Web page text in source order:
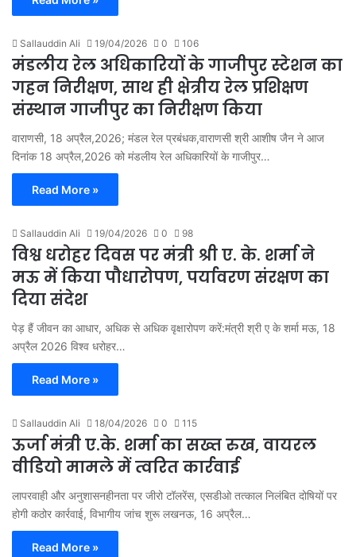
Sallauddin Ali 19/04/2026 0 106
मंडलीय रेल अधिकारियों के गाजीपुर स्टेशन का
गहन निरीक्षण, साथ ही क्षेत्रीय रेल प्रशिक्षण
संस्थान गाजीपुर का निरीक्षण किया
वाराणसी, 18 अप्रैल,2026; मंडल रेल प्रबंधक,वाराणसी श्री आशीष जैन ने आज
दिनांक 18 अप्रैल,2026 को मंडलीय रेल अधिकारियों के गाजीपुर…
Read More »
Sallauddin Ali 19/04/2026 0 98
विश्व धरोहर दिवस पर मंत्री श्री ए. के. शर्मा ने
मऊ में किया पौधारोपण, पर्यावरण संरक्षण का
दिया संदेश
पेड़ हैं जीवन का आधार, अधिक से अधिक वृक्षारोपण करें:मंत्री श्री ए के शर्मा मऊ, 18
अप्रैल 2026 विश्व धरोहर…
Read More »
Sallauddin Ali 18/04/2026 0 115
ऊर्जा मंत्री ए.के. शर्मा का सख्त रुख, वायरल
वीडियो मामले में त्वरित कार्रवाई
लापरवाही और अनुशासनहीनता पर जीरो टॉलरेंस, एसडीओ तत्काल निलंबित दोषियों पर
होगी कठोर कार्रवाई, विभागीय जांच शुरू लखनऊ, 16 अप्रैल…
Read More »